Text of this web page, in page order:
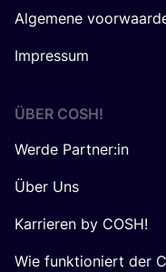
Algemene
Impressum
ÜBER COSH!
Werde Partner:in
Über Uns
Karrieren by COSH!
Wie funktioniert der